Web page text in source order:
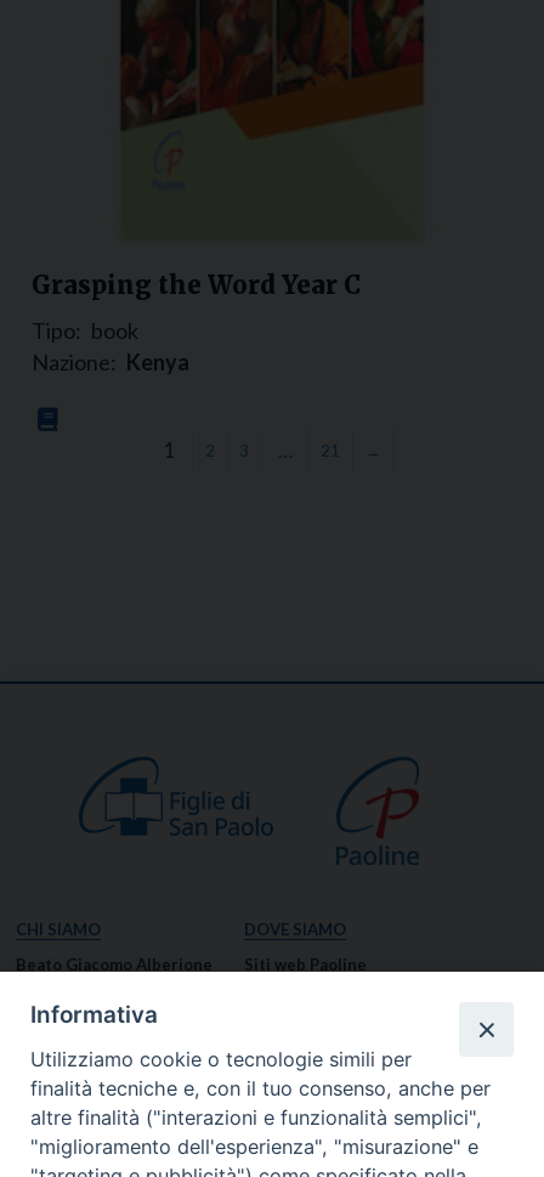
Grasping the Word Year C
Tipo: book
Nazione: Kenya
1 2 3 … 21 →
CHI SIAMO
Beato Giacomo Alberione
Missione Paolina
Luoghi delle Origini
Governo Generale
DOVE SIAMO
Siti web Paoline
Notizie dal governo generale
Notizie in breve
RISORSE
Informativa
Utilizziamo cookie o tecnologie simili per
finalità tecniche e, con il tuo consenso, anche per
altre finalità ("interazioni e funzionalità semplici",
"miglioramento dell'esperienza", "misurazione" e